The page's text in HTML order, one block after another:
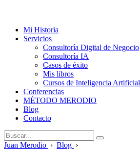
Mi Historia
Servicios
Consultoría Digital de Negocio
Consultoría IA
Casos de éxito
Mis libros
Cursos de Inteligencia Artificial
Conferencias
MÉTODO MERODIO
Blog
Contacto
Juan Merodio › Blog ›